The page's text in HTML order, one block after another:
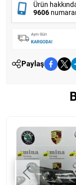
Ürün
9606
Paylaş